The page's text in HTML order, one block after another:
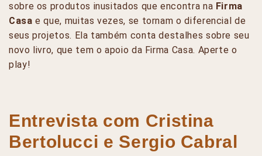
sobre os produtos inusitados que encontra na Firma
Casa e que, muitas vezes, se tornam o diferencial de
seus projetos. Ela também conta destalhes sobre seu
novo livro, que tem o apoio da Firma Casa. Aperte o
play!
Entrevista com Cristina
Bertolucci e Sergio Cabral